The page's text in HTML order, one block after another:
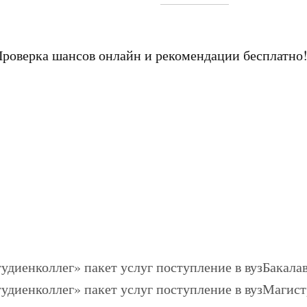
шансов онлайн и рекомендации бесплатно!